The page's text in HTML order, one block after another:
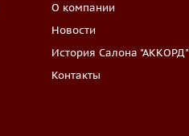
О компании
Новости
История Салона "АККОРД"
Контакты